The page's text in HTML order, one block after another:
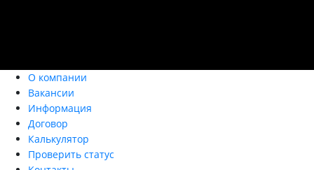
О компании
Вакансии
Информация
Договор
Калькулятор
Проверить статус